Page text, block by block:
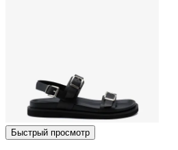
Быстрый просмотр